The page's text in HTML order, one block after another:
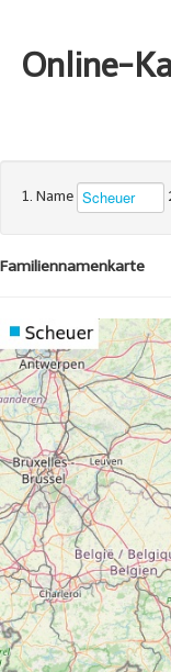
Online-
1. Name
Familiennamenkarte